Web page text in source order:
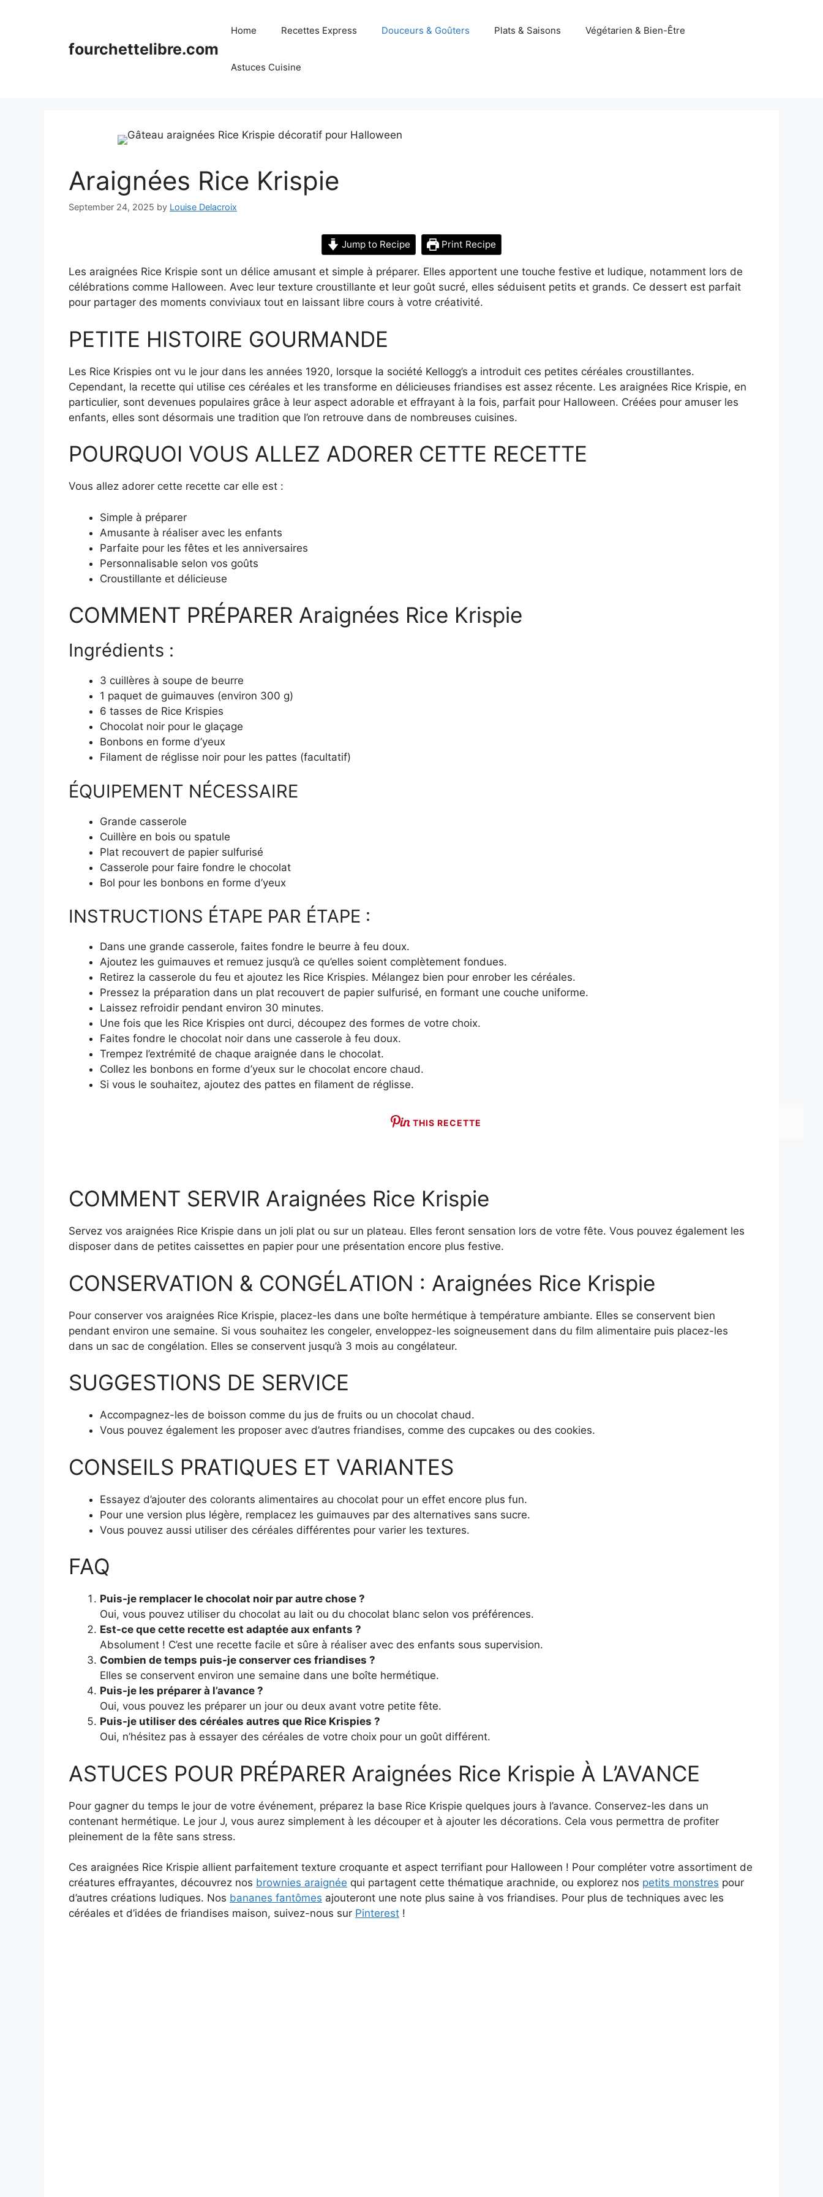
fourchettelibre.com
Home Recettes Express Douceurs & Goûters Plats & Saisons Végétarien & Bien-Être
Astuces Cuisine
Araignées Rice Krispie
September 24, 2025 by Louise Delacroix
Jump to Recipe Print Recipe
Les araignées Rice Krispie sont un délice amusant et simple à préparer. Elles apportent une touche festive et ludique, notamment lors de
célébrations comme Halloween. Avec leur texture croustillante et leur goût sucré, elles séduisent petits et grands. Ce dessert est parfait
pour partager des moments conviviaux tout en laissant libre cours à votre créativité.
PETITE HISTOIRE GOURMANDE
Les Rice Krispies ont vu le jour dans les années 1920, lorsque la société Kellogg’s a introduit ces petites céréales croustillantes.
Cependant, la recette qui utilise ces céréales et les transforme en délicieuses friandises est assez récente. Les araignées Rice Krispie, en
particulier, sont devenues populaires grâce à leur aspect adorable et effrayant à la fois, parfait pour Halloween. Créées pour amuser les
enfants, elles sont désormais une tradition que l’on retrouve dans de nombreuses cuisines.
POURQUOI VOUS ALLEZ ADORER CETTE RECETTE
Vous allez adorer cette recette car elle est :
Simple à préparer
Amusante à réaliser avec les enfants
Parfaite pour les fêtes et les anniversaires
Personnalisable selon vos goûts
Croustillante et délicieuse
COMMENT PRÉPARER Araignées Rice Krispie
Ingrédients :
3 cuillères à soupe de beurre
1 paquet de guimauves (environ 300 g)
6 tasses de Rice Krispies
Chocolat noir pour le glaçage
Bonbons en forme d’yeux
Filament de réglisse noir pour les pattes (facultatif)
ÉQUIPEMENT NÉCESSAIRE
Grande casserole
Cuillère en bois ou spatule
Plat recouvert de papier sulfurisé
Casserole pour faire fondre le chocolat
Bol pour les bonbons en forme d’yeux
INSTRUCTIONS ÉTAPE PAR ÉTAPE :
Dans une grande casserole, faites fondre le beurre à feu doux.
Ajoutez les guimauves et remuez jusqu’à ce qu’elles soient complètement fondues.
Retirez la casserole du feu et ajoutez les Rice Krispies. Mélangez bien pour enrober les céréales.
Pressez la préparation dans un plat recouvert de papier sulfurisé, en formant une couche uniforme.
Laissez refroidir pendant environ 30 minutes.
Une fois que les Rice Krispies ont durci, découpez des formes de votre choix.
Faites fondre le chocolat noir dans une casserole à feu doux.
Trempez l’extrémité de chaque araignée dans le chocolat.
Collez les bonbons en forme d’yeux sur le chocolat encore chaud.
Si vous le souhaitez, ajoutez des pattes en filament de réglisse.
THIS RECETTE
COMMENT SERVIR Araignées Rice Krispie
Servez vos araignées Rice Krispie dans un joli plat ou sur un plateau. Elles feront sensation lors de votre fête. Vous pouvez également les
disposer dans de petites caissettes en papier pour une présentation encore plus festive.
CONSERVATION & CONGÉLATION : Araignées Rice Krispie
Pour conserver vos araignées Rice Krispie, placez-les dans une boîte hermétique à température ambiante. Elles se conservent bien
pendant environ une semaine. Si vous souhaitez les congeler, enveloppez-les soigneusement dans du film alimentaire puis placez-les
dans un sac de congélation. Elles se conservent jusqu’à 3 mois au congélateur.
SUGGESTIONS DE SERVICE
Accompagnez-les de boisson comme du jus de fruits ou un chocolat chaud.
Vous pouvez également les proposer avec d’autres friandises, comme des cupcakes ou des cookies.
CONSEILS PRATIQUES ET VARIANTES
Essayez d’ajouter des colorants alimentaires au chocolat pour un effet encore plus fun.
Pour une version plus légère, remplacez les guimauves par des alternatives sans sucre.
Vous pouvez aussi utiliser des céréales différentes pour varier les textures.
FAQ
Puis-je remplacer le chocolat noir par autre chose ?
Oui, vous pouvez utiliser du chocolat au lait ou du chocolat blanc selon vos préférences.
Est-ce que cette recette est adaptée aux enfants ?
Absolument ! C’est une recette facile et sûre à réaliser avec des enfants sous supervision.
Combien de temps puis-je conserver ces friandises ?
Elles se conservent environ une semaine dans une boîte hermétique.
Puis-je les préparer à l’avance ?
Oui, vous pouvez les préparer un jour ou deux avant votre petite fête.
Puis-je utiliser des céréales autres que Rice Krispies ?
Oui, n’hésitez pas à essayer des céréales de votre choix pour un goût différent.
ASTUCES POUR PRÉPARER Araignées Rice Krispie À L’AVANCE
Pour gagner du temps le jour de votre événement, préparez la base Rice Krispie quelques jours à l’avance. Conservez-les dans un
contenant hermétique. Le jour J, vous aurez simplement à les découper et à ajouter les décorations. Cela vous permettra de profiter
pleinement de la fête sans stress.
Ces araignées Rice Krispie allient parfaitement texture croquante et aspect terrifiant pour Halloween ! Pour compléter votre assortiment de
créatures effrayantes, découvrez nos brownies araignée qui partagent cette thématique arachnide, ou explorez nos petits monstres pour
d’autres créations ludiques. Nos bananes fantômes ajouteront une note plus saine à vos friandises. Pour plus de techniques avec les
céréales et d’idées de friandises maison, suivez-nous sur Pinterest !